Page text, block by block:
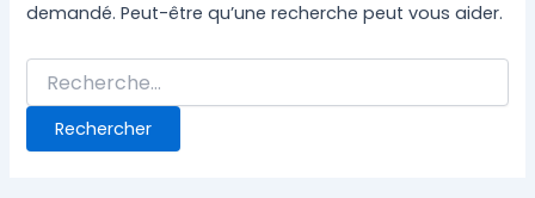
demandé. Peut-être qu’une recherche peut vous aider.